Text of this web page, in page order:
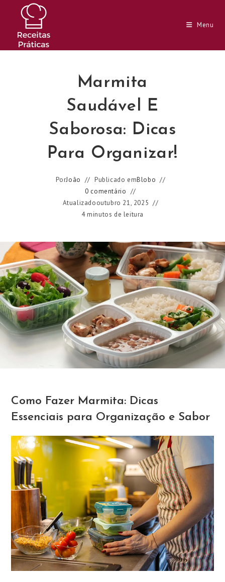
conteúdo
Menu
Marmita
Saudável E
Saborosa: Dicas
Para Organizar!
PorJoão Publicado emBlobo
0 comentário
Atualizadooutubro 21, 2025
4 minutos de leitura
Como Fazer Marmita: Dicas
Essenciais para Organização e Sabor